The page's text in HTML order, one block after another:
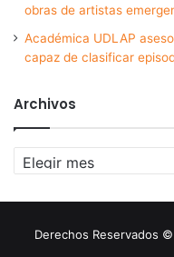
obras de artistas
Académica UDLAP
capaz de clasificar
Archivos
Archivos
Derechos Reservados